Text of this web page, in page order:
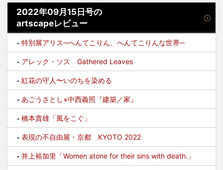
2022年09月15日号の
artscapeレビュー
特別展アリス─へんてこりん、へんてこりんな世界─
アレック・ソス Gathered Leaves
紅花の守人〜いのちを染める
あごうさとし×中西義照『建築／家』
橋本貴雄「風をこぐ」
表現の不自由展・京都 KYOTO 2022
井上裕加里「Women atone for their sins with death.」